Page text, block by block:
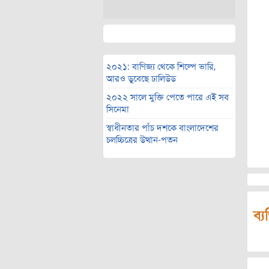
২০২১: বাণিজ্য থেকে শিল্পে ভারি,
আরও ডুবেছে ঢালিউড
২০২২ সালে মুক্তি পেতে পারে এই সব
সিনেমা
স্বাধীনতার পাঁচ দশকে বাংলাদেশের
চলচ্চিত্রের উত্থান-পতন